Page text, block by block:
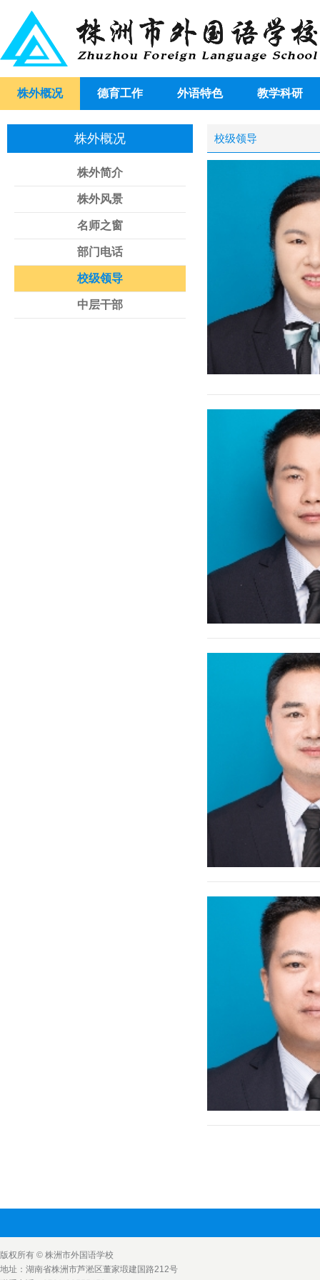
株外概况 德育工作 外语特色 教学科研
株外概况
株外简介
株外风景
名师之窗
部门电话
校级领导
中层干部
校级领导
版权所有 © 株洲市外国语学校
地址：湖南省株洲市芦淞区董家塅建国路212号